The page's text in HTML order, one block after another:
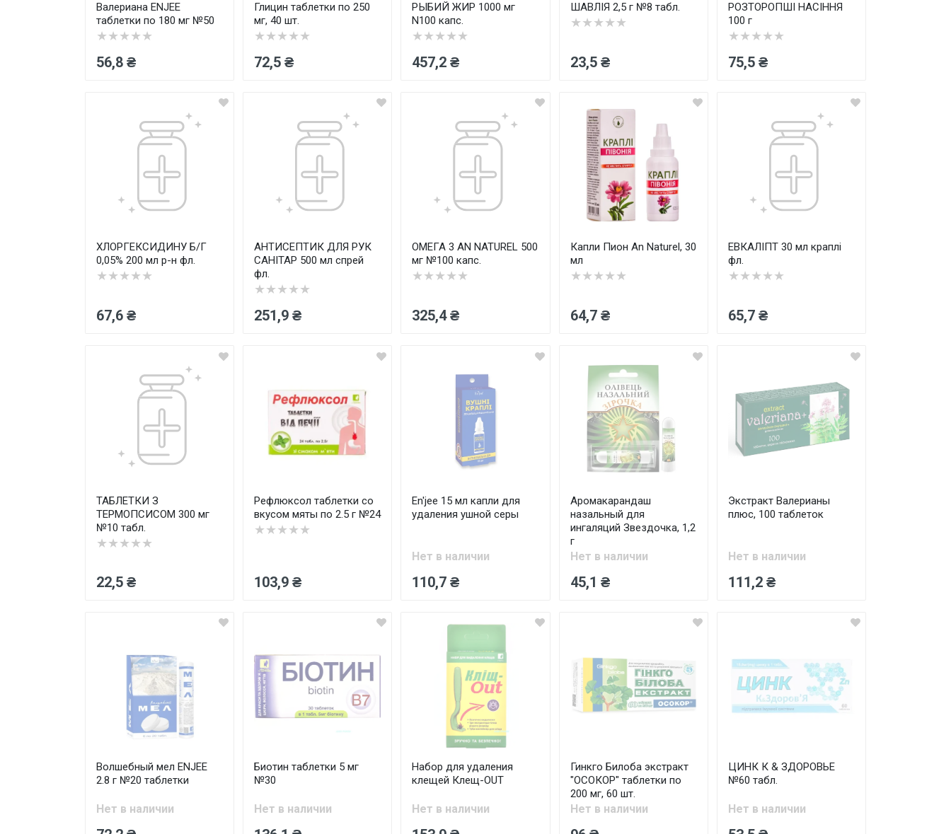
Валериана ENJEE
таблетки по 180 мг №50
★★★★★
56,8 ₴
Глицин таблетки по 250
мг, 40 шт.
★★★★★
72,5 ₴
РЫБИЙ ЖИР 1000 мг
N100 капс.
★★★★★
457,2 ₴
ШАВЛІЯ 2,5 г №8 табл.
★★★★★
23,5 ₴
РОЗТОРОПШІ НАСІННЯ
100 г
★★★★★
75,5 ₴
ХЛОРГЕКСИДИНУ Б/Г
0,05% 200 мл р-н фл.
★★★★★
67,6 ₴
АНТИСЕПТИК ДЛЯ РУК
САНІТАР 500 мл спрей
фл.
★★★★★
251,9 ₴
ОМЕГА 3 AN NATUREL 500
мг №100 капс.
★★★★★
325,4 ₴
Капли Пион An Naturel, 30
мл
★★★★★
64,7 ₴
ЕВКАЛІПТ 30 мл краплі
фл.
★★★★★
65,7 ₴
ТАБЛЕТКИ З
ТЕРМОПСИСОМ 300 мг
№10 табл.
★★★★★
22,5 ₴
Рефлюксол таблетки со
вкусом мяты по 2.5 г №24
★★★★★
103,9 ₴
En'jee 15 мл капли для
удаления ушной серы
Нет в наличии
110,7 ₴
Аромакарандаш
назальный для
ингаляций Звездочка, 1,2
г
Нет в наличии
45,1 ₴
Экстракт Валерианы
плюс, 100 таблеток
Нет в наличии
111,2 ₴
Волшебный мел ENJEE
2.8 г №20 таблетки
Нет в наличии
Биотин таблетки 5 мг
№30
Нет в наличии
Набор для удаления
клещей Клещ-OUT
Нет в наличии
Гинкго Билоба экстракт
"ОСОКОР" таблетки по
200 мг, 60 шт.
Нет в наличии
ЦИНК К & ЗДОРОВЬЕ
№60 табл.
Нет в наличии